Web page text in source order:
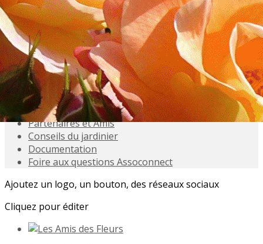
Accueil
Présentation
Activités
Adhésions
Évènements à venir
Agenda
Souvenez-vous
Inscriptions aux Sorties
Galeries photo
Partenaires et Amis
Conseils du jardinier
Documentation
Foire aux questions Assoconnect
Ajoutez un logo, un bouton, des réseaux sociaux
Cliquez pour éditer